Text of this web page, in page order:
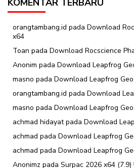
KOMENTAR TERBARU
orangtambang.id pada Download
x64
Toan pada Download Rocscience
Anonim pada Download Leapfrog
masno pada Download Leapfrog
orangtambang.id pada Download
masno pada Download Leapfrog
achmad hidayatpada Download
achmad pada Download Leapfrog
achmad pada Download Leapfrog
Anonimz pada Surpac 2026 x64